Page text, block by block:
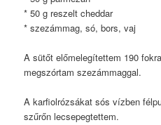
* 50 g reszelt cheddar
* szezámmag, só, bors, vaj
A sütőt előmelegítettem 190
megszórtam szezámmaggal.
A karfiolrózsákat sós vízben
szűrőn lecsepegtettem.